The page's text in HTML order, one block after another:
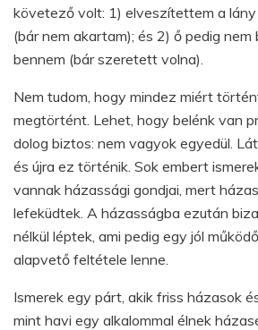
követező volt: 1) elveszítettem a
(bár nem akartam); és 2) ő pedig
bennem (bár szeretett volna).
Nem tudom, hogy mindez miért
megtörtént. Lehet, hogy belénk van
dolog biztos: nem vagyok egyedül.
és újra ez történik. Sok embert
vannak házassági gondjai, mert
lefeküdtek. A házasságba ezután
nélkül léptek, ami pedig egy jól
alapvető feltétele lenne.
Ismerek egy párt, akik friss házasok
mint havi egy alkalommal élnek